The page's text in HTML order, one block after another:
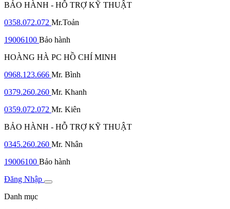
BẢO HÀNH - HỖ TRỢ KỸ THUẬT
0358.072.072 Mr.Toản
19006100 Bảo hành
HOÀNG HÀ PC HỒ CHÍ MINH
0968.123.666 Mr. Bình
0379.260.260 Mr. Khanh
0359.072.072 Mr. Kiên
BẢO HÀNH - HỖ TRỢ KỸ THUẬT
0345.260.260 Mr. Nhân
19006100 Bảo hành
Đăng Nhập
Danh mục